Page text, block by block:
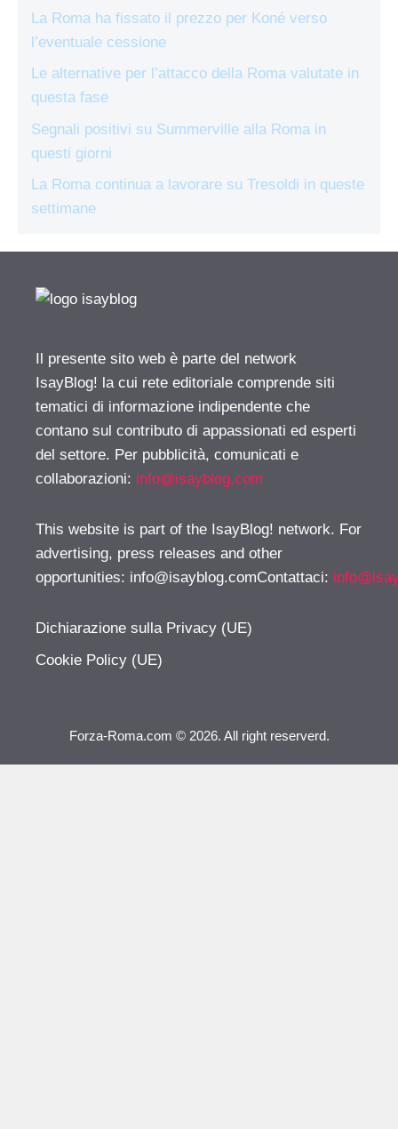
La Roma ha fissato il prezzo per Koné verso
l’eventuale cessione
Le alternative per l’attacco della Roma valutate in
questa fase
Segnali positivi su Summerville alla Roma in
questi giorni
La Roma continua a lavorare su Tresoldi in queste
settimane
Il presente sito web è parte del network
IsayBlog! la cui rete editoriale comprende siti
tematici di informazione indipendente che
contano sul contributo di appassionati ed esperti
del settore. Per pubblicità, comunicati e
collaborazioni: info@isayblog.com
This website is part of the IsayBlog! network. For
advertising, press releases and other
opportunities: info@isayblog.comContattaci:
Dichiarazione sulla Privacy (UE)
Cookie Policy (UE)
Forza-Roma.com © 2026. All right reserverd.